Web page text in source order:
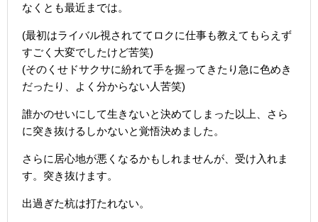
なくとも最近までは。
(最初はライバル視されててロクに仕事も教えてもらえず
すごく大変でしたけど苦笑)
(そのくせドサクサに紛れて手を握ってきたり急に色めき
だったり、よく分からない人苦笑)
誰かのせいにして生きないと決めてしまった以上、さら
に突き抜けるしかないと覚悟決めました。
さらに居心地が悪くなるかもしれませんが、受け入れま
す。突き抜けます。
出過ぎた杭は打たれない。